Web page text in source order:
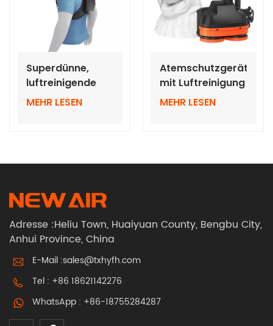
Superdünne,
luftreinigende
Atemschutzgeräte
MEHR LESEN
Atemschutzgeräte
mit Luftreinigung
und RD40-
MEHR LESEN
Adresse :Heliu Town, Huaiyuan County, Bengbu City,
Anhui Province, China
E-Mail :sales@txhyfh.com
Tel : +86 18621142276
WhatsApp : +86-18755284287